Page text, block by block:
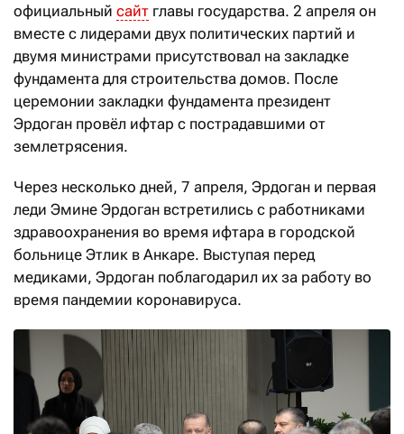
официальный сайт главы государства. 2 апреля он
вместе с лидерами двух политических партий и
двумя министрами присутствовал на закладке
фундамента для строительства домов. После
церемонии закладки фундамента президент
Эрдоган провёл ифтар с пострадавшими от
землетрясения.
Через несколько дней, 7 апреля, Эрдоган и первая
леди Эмине Эрдоган встретились с работниками
здравоохранения во время ифтара в городской
больнице Этлик в Анкаре. Выступая перед
медиками, Эрдоган поблагодарил их за работу во
время пандемии коронавируса.